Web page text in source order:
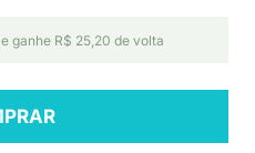
ganhe R$ 25,20 de volta